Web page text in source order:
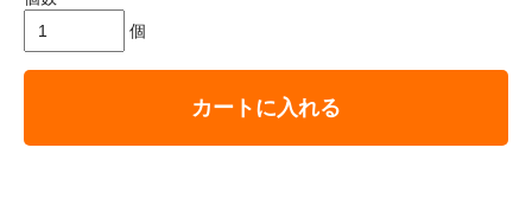
個
カートに入れる